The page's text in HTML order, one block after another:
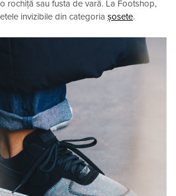
rochiță sau fusta de vară. La Footshop,
invizibile din categoria șosete.